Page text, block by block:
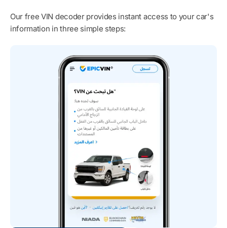
Our free VIN decoder provides instant access to your car's
information in three simple steps: